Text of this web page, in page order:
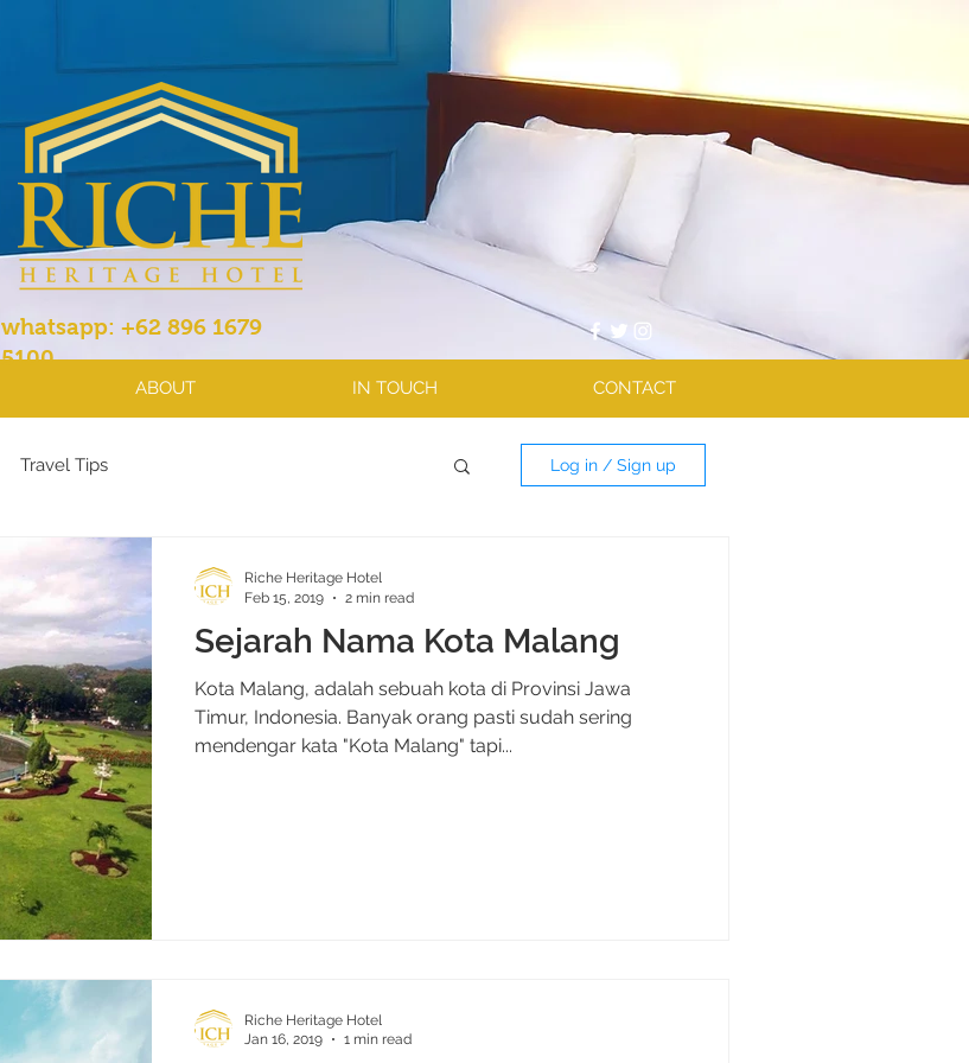
ABOUT IN TOUCH CONTACT
whatsapp: +62 896 1679
5100
Travel Tips Log in / Sign up
Sejarah Nama Kota Malang
Kota Malang, adalah sebuah kota di Provinsi Jawa
Timur, Indonesia. Banyak orang pasti sudah sering
mendengar kata "Kota Malang" tapi...
Riche Heritage Hotel
Feb 15, 2019
2 min read
Riche Heritage Hotel
Jan 16, 2019
1 min read